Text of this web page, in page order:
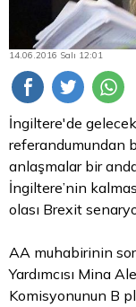
14.06.2016 Salı 12:01
İngiltere'de
referandumundan
anlaşmalar bir
İngiltere’nin
olası Brexit
AA muhabirinin
Yardımcısı Mina
Komisyonunun B